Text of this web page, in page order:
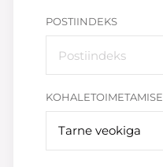
POSTIINDEKS
Tarne veokiga